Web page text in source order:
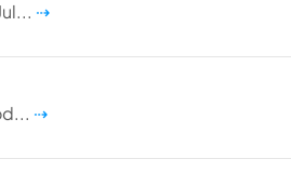
⇢
⇢